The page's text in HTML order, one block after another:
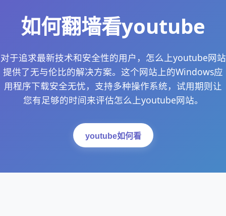
如何翻墙看youtube
对于追求最新技术和安全性的用户，怎么上youtube网站
提供了无与伦比的解决方案。这个网站上的Windows应
用程序下载安全无忧，支持多种操作系统，试用期则让
您有足够的时间来评估怎么上youtube网站。
youtube如何看